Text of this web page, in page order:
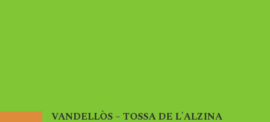
VANDELLÒS – TOSSA DE L'ALZINA